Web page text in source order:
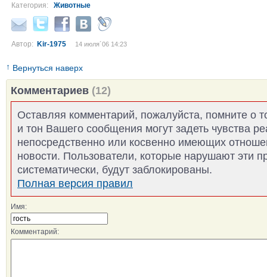
Категория: Животные
Автор: Kir-1975 14 июля´06 14:23
↑ Вернуться наверх
Комментариев (12)
Оставляя комментарий, пожалуйста, помните о
и тон Вашего сообщения могут задеть чувства
непосредственно или косвенно имеющих
новости. Пользователи, которые нарушают эти
систематически, будут заблокированы.
Полная версия правил
Имя:
Комментарий: